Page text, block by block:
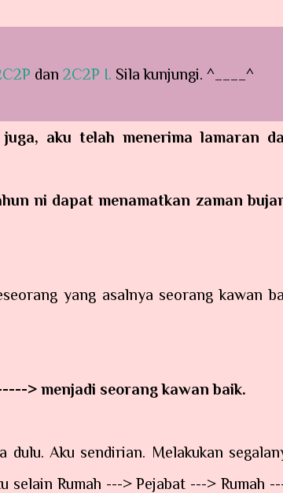
dan 2C2P I. Sila kunjungi. ^____^
aku telah menerima lamaran
ni dapat menamatkan zaman
yang asalnya seorang kawan
> menjadi seorang kawan baik.
Aku sendirian. Melakukan
selain Rumah ---> Pejabat ---> Rumah